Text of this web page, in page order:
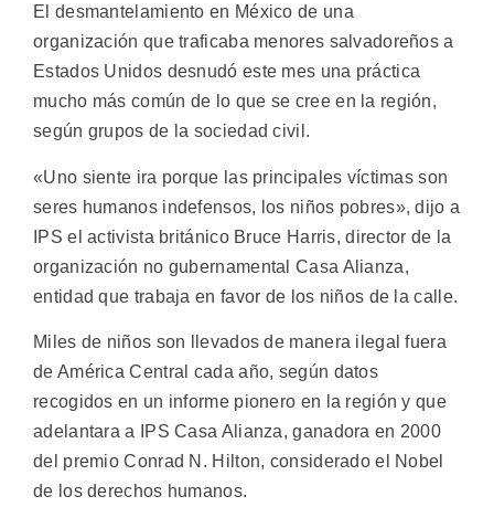
El desmantelamiento en México de una
organización que traficaba menores salvadoreños a
Estados Unidos desnudó este mes una práctica
mucho más común de lo que se cree en la región,
según grupos de la sociedad civil.
«Uno siente ira porque las principales víctimas son
seres humanos indefensos, los niños pobres», dijo a
IPS el activista británico Bruce Harris, director de la
organización no gubernamental Casa Alianza,
entidad que trabaja en favor de los niños de la calle.
Miles de niños son llevados de manera ilegal fuera
de América Central cada año, según datos
recogidos en un informe pionero en la región y que
adelantara a IPS Casa Alianza, ganadora en 2000
del premio Conrad N. Hilton, considerado el Nobel
de los derechos humanos.